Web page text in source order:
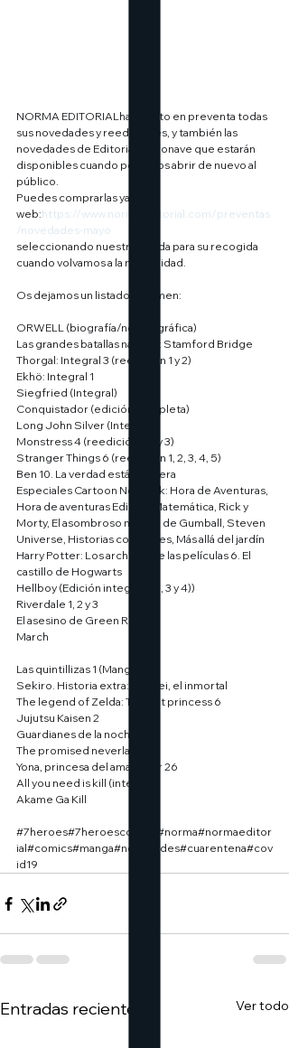
NORMA EDITORIALha puesto en preventa todas
sus novedades y reediciones, y también las
novedades de Editorial Astronave que estarán
disponibles cuando podamos abrir de nuevo al
público.
Puedes comprarlas ya en su
web:https://www.normaeditorial.com/preventas
/novedades-mayo
seleccionando nuestra tienda para su recogida
cuando volvamos a la normalidad.
Os dejamos un listado resumen:
ORWELL (biografía/novela gráfica)
Las grandes batallas navales: Stamford Bridge
Thorgal: Integral 3 (reedición 1 y 2)
Ekhö: Integral 1
Siegfried (Integral)
Conquistador (edición completa)
Long John Silver (Integral)
Monstress 4 (reedición 1, 2 y 3)
Stranger Things 6 (reedición 1, 2, 3, 4, 5)
Ben 10. La verdad está ahí fuera
Especiales Cartoon Network: Hora de Aventuras,
Hora de aventuras Edición Matemática, Rick y
Morty, El asombroso mundo de Gumball, Steven
Universe, Historias corrientes, Más allá del jardín
Harry Potter: Los archivos de las películas 6. El
castillo de Hogwarts
Hellboy (Edición integral 1, 2, 3 y 4))
Riverdale 1, 2 y 3
El asesino de Green River
March
Las quintillizas 1 (Manga)
Sekiro. Historia extra: Hanbei, el inmortal
The legend of Zelda: Twilight princess 6
Jujutsu Kaisen 2
Guardianes de la noche 10
The promised neverland 11
Yona, princesa del amanecer 26
All you need is kill (integral)
Akame Ga Kill
#7heroes#7heroescomics #norma#normaeditor
ial#comics#manga#novedades#cuarentena#cov
id19
Entradas recientes Ver todo